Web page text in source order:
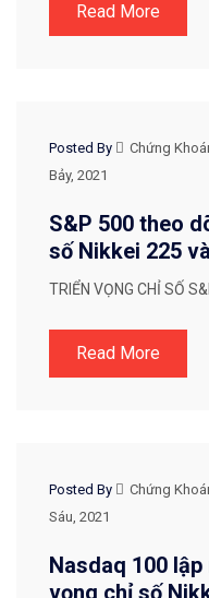
Read More
CHIẾN LƯỢC GIAO DỊCH
Posted By Chứng
Bảy, 2021
S&P 500 theo
số Nikkei 225
TRIỂN VỌNG CHỈ SỐ
Read More
CHIẾN LƯỢC GIAO DỊCH
Posted By Chứng
Sáu, 2021
Nasdaq 100